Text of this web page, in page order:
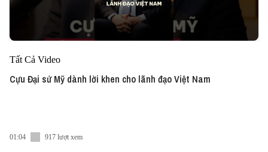
Tất Cả Video
Cựu Đại sứ Mỹ dành lời khen cho lãnh đạo Việt Nam
01:04 917 lượt xem